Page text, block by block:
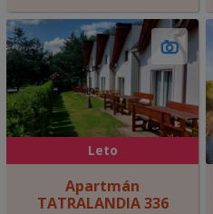
Leto
Apartmán
TATRALANDIA 336